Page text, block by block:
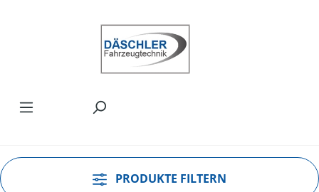
PRODUKTE FILTERN